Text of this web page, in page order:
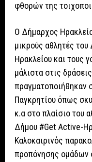
φθορών της
Ο Δήμαρχος
μικρούς αθλητές
Ηρακλείου και τους
μάλιστα στις
πραγματοποιήθηκαν
Παγκρητίου όπως
κ.α στο πλαίσιο του
Δήμου #Get Active-
Καλοκαιρινός
προπόνησης ομάδων